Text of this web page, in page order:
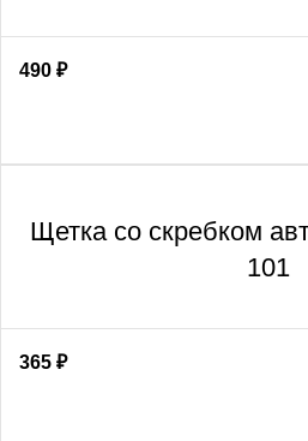
490 ₽
Щетка со скребком
101
365 ₽